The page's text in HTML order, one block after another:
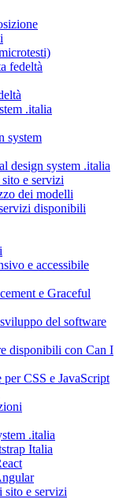
fedeltà
.italia
system
design system .italia
e servizi
dei modelli
disponibili
e accessibile
e Graceful
del software
disponibili con Can I
CSS e JavaScript
.italia
Italia
sito e servizi